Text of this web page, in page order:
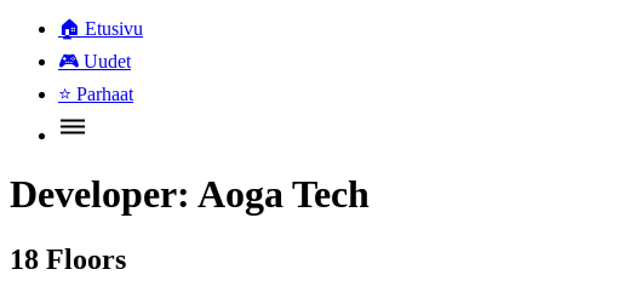
🏠 Etusivu
🎮 Uudet
⭐ Parhaat
Developer: Aoga Tech
18 Floors